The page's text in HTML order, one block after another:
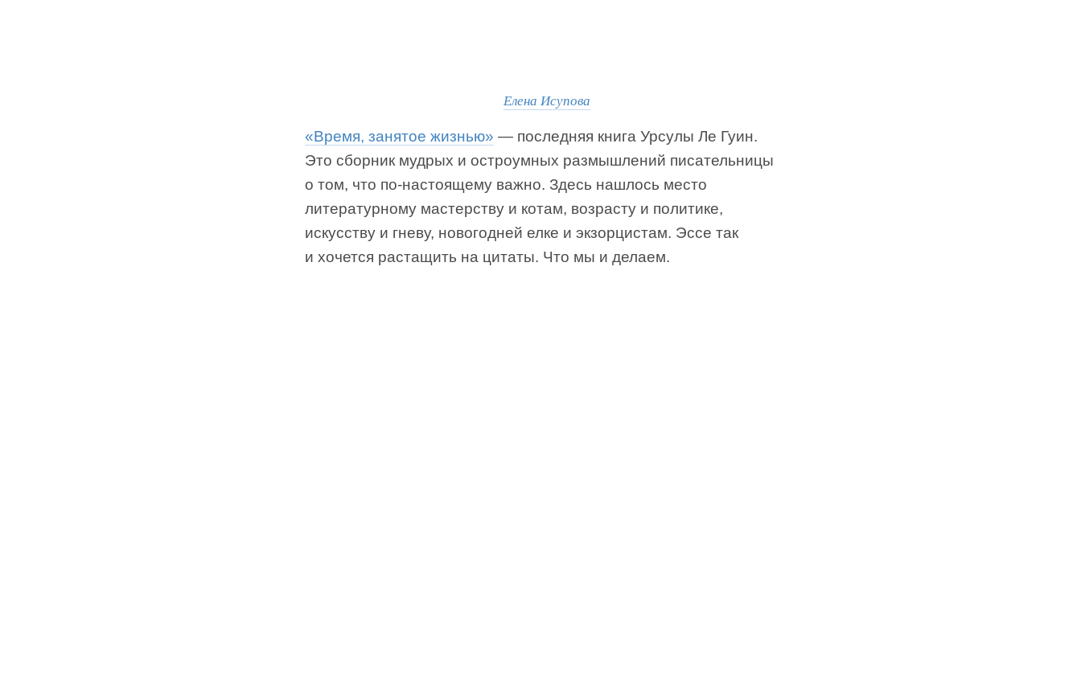
Елена Исупова
«Время, занятое жизнью» — последняя книга Урсулы Ле Гуин.
Это сборник мудрых и остроумных размышлений писательницы
о том, что по-настоящему важно. Здесь нашлось место
литературному мастерству и котам, возрасту и политике,
искусству и гневу, новогодней елке и экзорцистам. Эссе так
и хочется растащить на цитаты. Что мы и делаем.